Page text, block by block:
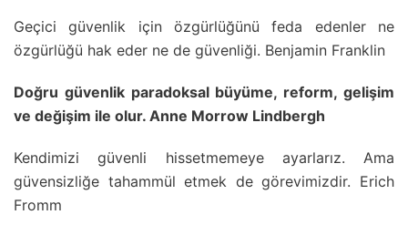
Geçici güvenlik için özgürlüğünü feda edenler ne
özgürlüğü hak eder ne de güvenliği. Benjamin Franklin
Doğru güvenlik paradoksal büyüme, reform, gelişim
ve değişim ile olur. Anne Morrow Lindbergh
Kendimizi güvenli hissetmemeye ayarlarız. Ama
güvensizliğe tahammül etmek de görevimizdir. Erich
Fromm